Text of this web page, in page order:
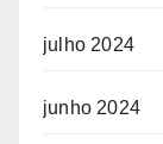
julho 2024
junho 2024